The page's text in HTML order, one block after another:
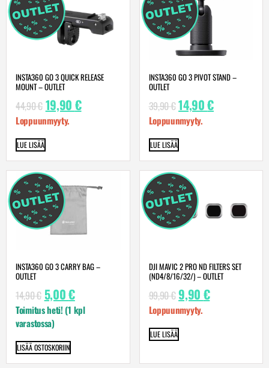
INSTA360 GO 3 QUICK RELEASE
MOUNT – OUTLET
44,90€ 19,90 €
Loppuunmyyty.
LUE LISÄÄ
INSTA360 GO 3 PIVOT STAND –
OUTLET
39,90€ 14,90€
Loppuunmyyty.
LUE LISÄÄ
INSTA360 GO 3 CARRY BAG –
OUTLET
14,90€ 5,00€
Toimitus heti! (1 kpl
varastossa)
LISÄÄ OSTOSKORIIN
DJI MAVIC 2 PRO ND FILTERS SET
(ND4/8/16/32/) – OUTLET
99,90€ 9,90 €
Loppuunmyyty.
LUE LISÄÄ